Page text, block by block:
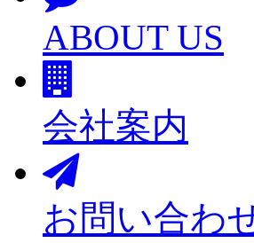
ABOUT US
会社案内
お問い合わ